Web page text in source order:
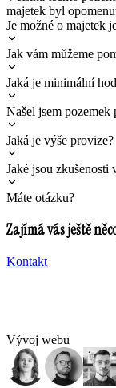
majetek byl
Je možné o majetek
Jak vám můžeme
Jaká je minimální
Našel jsem pozemek
Jaká je výše provize?
Jaké jsou zkušenosti
Máte otázku?
Zajímá vás ještě
Kontakt
Vývoj webu